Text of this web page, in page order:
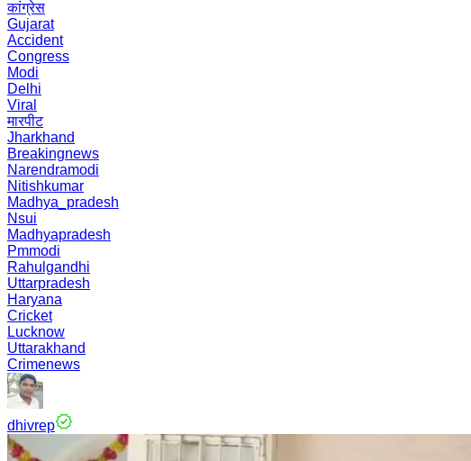
कांग्रेस
Gujarat
Accident
Congress
Modi
Delhi
Viral
मारपीट
Jharkhand
Breakingnews
Narendramodi
Nitishkumar
Madhya_pradesh
Nsui
Madhyapradesh
Pmmodi
Rahulgandhi
Uttarpradesh
Haryana
Cricket
Lucknow
Uttarakhand
Crimenews
dhivrep